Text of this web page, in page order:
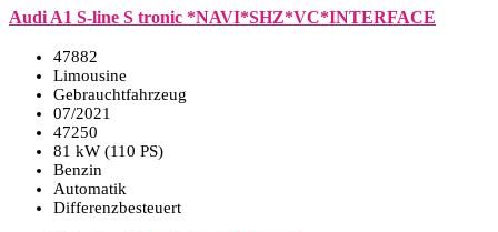
Audi A1 S-line S tronic *NAVI*SHZ*VC*INTERFACE
47882
Limousine
Gebrauchtfahrzeug
07/2021
47250
81 kW (110 PS)
Benzin
Automatik
Differenzbesteuert